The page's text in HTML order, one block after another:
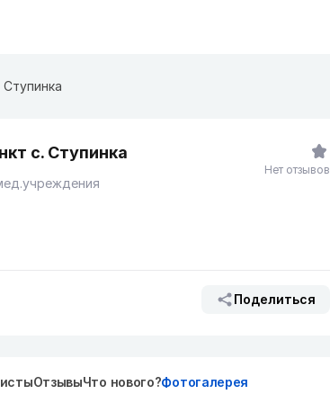
с. Ступинка
Поделиться
Нет отзывов
ОтзывыЧто нового?Фотогалерея